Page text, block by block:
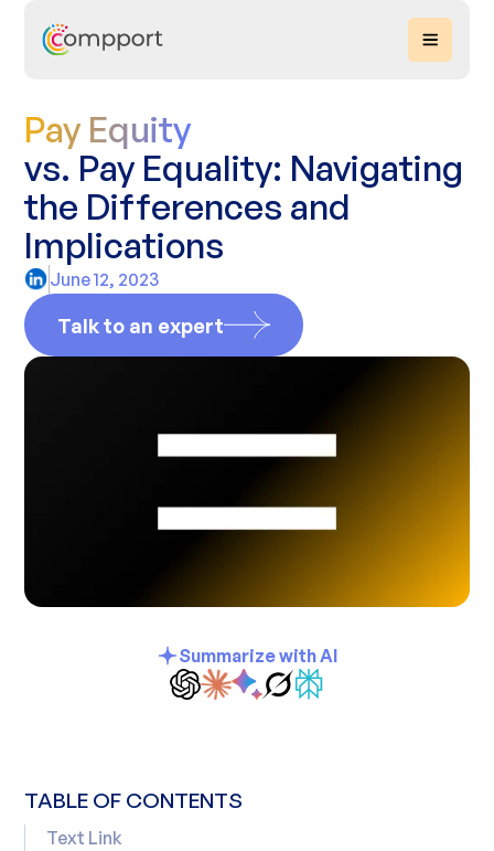
Pay Equity
vs. Pay Equality: Navigating
the Differences and
Implications
June 12, 2023
Talk to an expert
Summarize with AI
TABLE OF CONTENTS
Text Link